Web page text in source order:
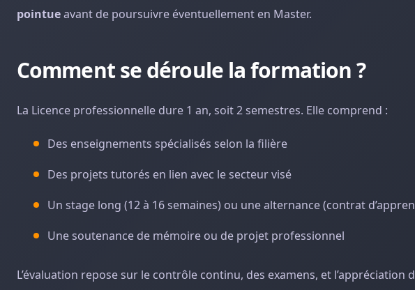
pointueavant de poursuivre éventuellement en Master.
Comment se déroule la formation ?
La Licence professionnelle dure 1 an, soit 2 semestres. Elle comprend :
Des enseignements spécialisés selon la filière
Des projets tutorés en lien avec le secteur visé
Un stage long (12 à 16 semaines) ou une alternance (contrat
Une soutenance de mémoire ou de projet professionnel
L’évaluation repose sur le contrôle continu, des examens, et l’appréciation